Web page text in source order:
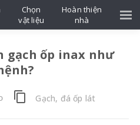
gạch ốp inax như
content_copy Gạch, đá ốp lát
Chọn
vật liệu
Hoàn thiện
nhà